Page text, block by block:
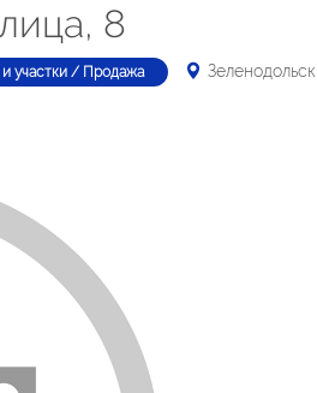
8
участки / Продажа